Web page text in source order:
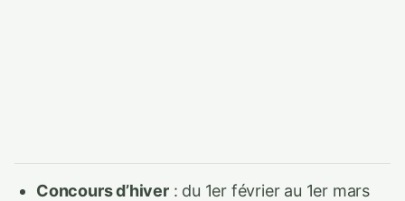
Concours d’hiver: du 1er février au 1er mars